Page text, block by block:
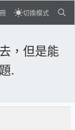
切換模式
，但是能
.